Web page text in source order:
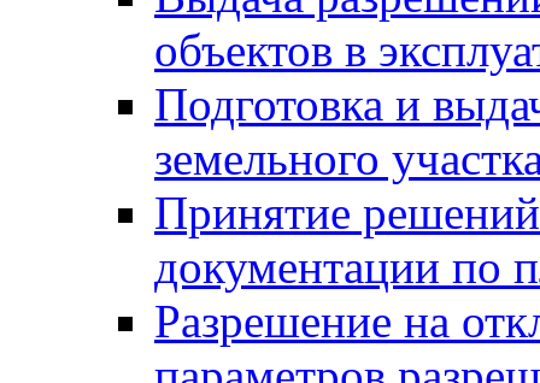
объектов в
Подготовка и
земельного
Принятие
документации по
Разрешение на